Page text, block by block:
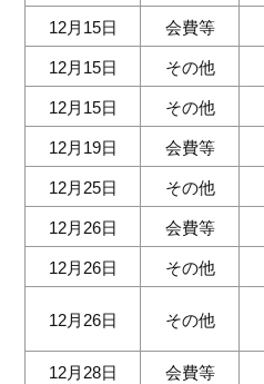
12月15日 会費等
12月15日 その他
12月15日 その他
12月19日 会費等
12月25日 その他
12月26日 会費等
12月26日 その他
12月26日 その他
12月28日 会費等